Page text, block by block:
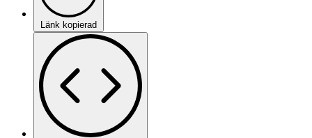
Länk kopierad